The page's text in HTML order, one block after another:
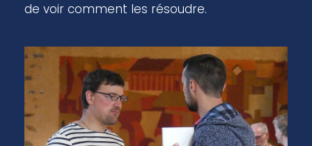
de voir comment les résoudre.